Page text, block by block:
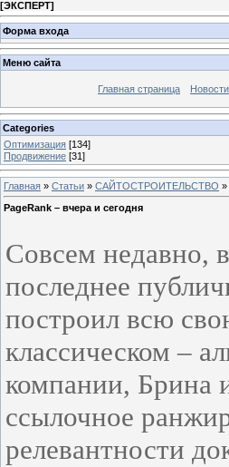
[ЭКСПЕРТ]
Форма входа
Меню сайта
Главная страница
Categories
Оптимизация [134]
Продвижение [31]
Главная » Статьи » САЙТОСТРОИТЕЛЬСТВО »
PageRank – вчера и сегодня
Совсем недавно,
последнее
построил всю
классическом –
компании, Брина
ссылочное
релевантности